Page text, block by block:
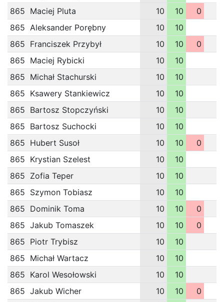
865 Maciej Pluta 10 10
0
865 Aleksander Porębny 10
10
865 Franciszek Przybył 10 10
0
865 Maciej Rybicki 10
10
865 Michał Stachurski 10
10
865 Ksawery Stankiewicz 10
10
865 Bartosz Stopczyński 10
10
865 Bartosz Suchocki 10
10
865 Hubert Susoł 10 10
0
865 Krystian Szelest 10
10
865 Zofia Teper 10
10
865 Szymon Tobiasz 10
10
865 Dominik Toma 10 10
0
865 Jakub Tomaszek 10 10
0
865 Piotr Trybisz 10
10
865 Michał Wartacz 10
10
865 Karol Wesołowski 10
10
865 Jakub Wicher 10 10
0